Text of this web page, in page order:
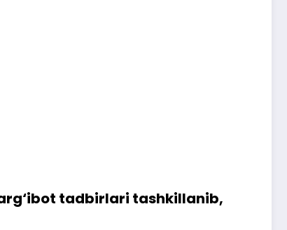
tadbirlari tashkillanib,